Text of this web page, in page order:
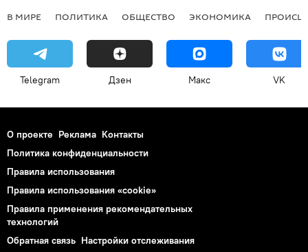
В МИРЕ ПОЛИТИКА ОБЩЕСТВО ЭКОНОМИКА
Telegram Дзен Макс VK
О проекте Реклама Контакты
Политика конфиденциальности
Правила использования
Правила использования «cookie»
Правила применения рекомендательных
технологий
Обратная связь Настройки отслеживания